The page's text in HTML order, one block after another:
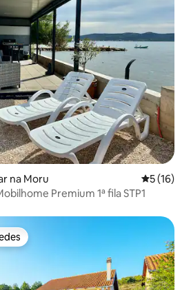
na Moru
5 (16)
Premium 1ª fila STP1